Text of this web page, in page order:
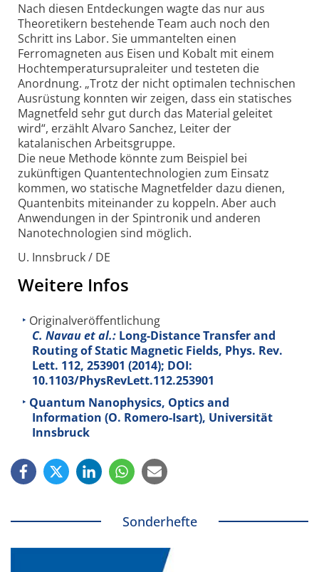
Nach diesen Entdeckungen wagte das nur aus
Theoretikern bestehende Team auch noch den
Schritt ins Labor. Sie ummantelten einen
Ferromagneten aus Eisen und Kobalt mit einem
Hochtemperatursupraleiter und testeten die
Anordnung. „Trotz der nicht optimalen technischen
Ausrüstung konnten wir zeigen, dass ein statisches
Magnetfeld sehr gut durch das Material geleitet
wird“, erzählt Alvaro Sanchez, Leiter der
katalanischen Arbeitsgruppe.
Die neue Methode könnte zum Beispiel bei
zukünftigen Quantentechnologien zum Einsatz
kommen, wo statische Magnetfelder dazu dienen,
Quantenbits miteinander zu koppeln. Aber auch
Anwendungen in der Spintronik und anderen
Nanotechnologien sind möglich.
U. Innsbruck / DE
Weitere Infos
Originalveröffentlichung
C. Navau et al.: Long-Distance Transfer and
Routing of Static Magnetic Fields, Phys. Rev.
Lett. 112, 253901 (2014); DOI:
10.1103/PhysRevLett.112.253901
Quantum Nanophysics, Optics and
Information (O. Romero-Isart), Universität
Innsbruck
Sonderhefte